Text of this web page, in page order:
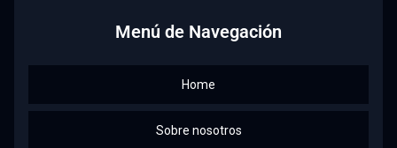
Menú de Navegación
Home
Sobre nosotros